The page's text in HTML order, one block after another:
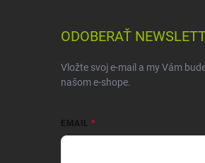
ODOBERAŤ
Vložte svoj e-mail a my Vám
našom e-shope.
EMAIL